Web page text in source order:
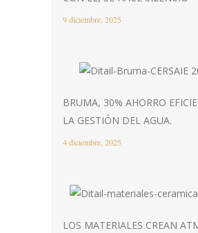
9 diciembre, 2025
BRUMA, 30% AHORRO
LA GESTIÓN DEL AGUA.
4 diciembre, 2025
LOS MATERIALES CREAN